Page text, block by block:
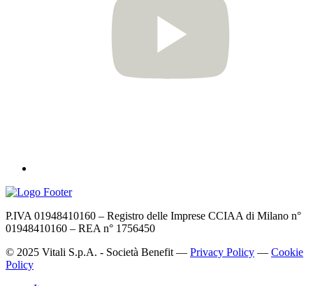
P.IVA 01948410160 – Registro delle Imprese CCIAA di Milano n°
01948410160 – REA n° 1756450
© 2025 Vitali S.p.A. - Società Benefit — Privacy Policy — Cookie
Policy